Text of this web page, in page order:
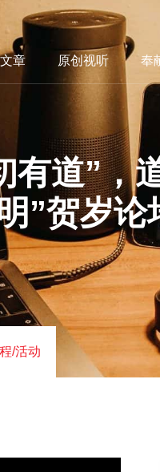
章 原创视听 奉
有道”，
”贺岁论
/活动